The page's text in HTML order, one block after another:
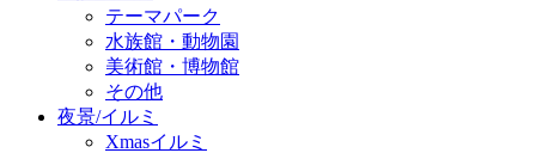
テーマパーク
水族館・動物園
美術館・博物館
その他
夜景/イルミ
Xmasイルミ